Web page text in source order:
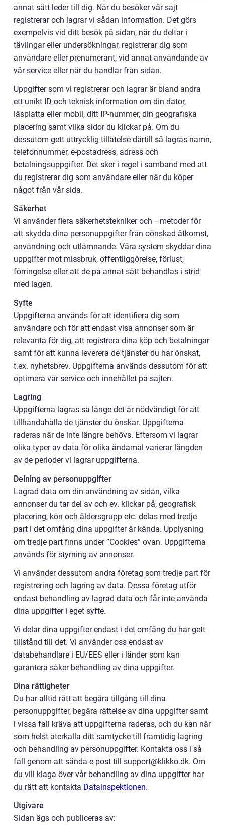
annat sätt leder till dig. När du besöker vår sajt
registrerar och lagrar vi sådan information. Det görs
exempelvis vid ditt besök på sidan, när du deltar i
tävlingar eller undersökningar, registrerar dig som
användare eller prenumerant, vid annat användande av
vår service eller när du handlar från sidan.
Uppgifter som vi registrerar och lagrar är bland andra
ett unikt ID och teknisk information om din dator,
läsplatta eller mobil, ditt IP-nummer, din geografiska
placering samt vilka sidor du klickar på. Om du
dessutom gett uttrycklig tillåtelse därtill så lagras namn,
telefonnummer, e-postadress, adress och
betalningsuppgifter. Det sker i regel i samband med att
du registrerar dig som användare eller när du köper
något från vår sida.
Säkerhet
Vi använder flera säkerhetstekniker och –metoder för
att skydda dina personuppgifter från oönskad åtkomst,
användning och utlämnande. Våra system skyddar dina
uppgifter mot missbruk, offentliggörelse, förlust,
förringelse eller att de på annat sätt behandlas i strid
med lagen.
Syfte
Uppgifterna används för att identifiera dig som
användare och för att endast visa annonser som är
relevanta för dig, att registrera dina köp och betalningar
samt för att kunna leverera de tjänster du har önskat,
t.ex. nyhetsbrev. Uppgifterna används dessutom för att
optimera vår service och innehållet på sajten.
Lagring
Uppgifterna lagras så länge det är nödvändigt för att
tillhandahålla de tjänster du önskar. Uppgifterna
raderas när de inte längre behövs. Eftersom vi lagrar
olika typer av data för olika ändamål varierar längden
av de perioder vi lagrar uppgifterna.
Delning av personuppgifter
Lagrad data om din användning av sidan, vilka
annonser du tar del av och ev. klickar på, geografisk
placering, kön och åldersgrupp etc. delas med tredje
part i det omfång dina uppgifter är kända. Upplysning
om tredje part finns under ”Cookies” ovan. Uppgifterna
används för styrning av annonser.
Vi använder dessutom andra företag som tredje part för
registrering och lagring av data. Dessa företag utför
endast behandling av lagrad data och får inte använda
dina uppgifter i eget syfte.
Vi delar dina uppgifter endast i det omfång du har gett
tillstånd till det. Vi använder oss endast av
databehandlare i EU/EES eller i länder som kan
garantera säker behandling av dina uppgifter.
Dina rättigheter
Du har alltid rätt att begära tillgång till dina
personuppgifter, begära rättelse av dina uppgifter samt
i vissa fall kräva att uppgifterna raderas, och du kan när
som helst återkalla ditt samtycke till framtidig lagring
och behandling av personuppgifter. Kontakta oss i så
fall genom att sända e-post till support@klikko.dk. Om
du vill klaga över vår behandling av dina uppgifter har
du rätt att kontakta Datainspektionen.
Utgivare
Sidan ägs och publiceras av: